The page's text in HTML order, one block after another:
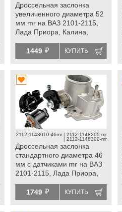
Дроссельная заслонка
увеличенного диаметра 52
мм mr на ВАЗ 2101-2115,
Лада Приора, Калина,
1449 й КУПИТЬ
2112-1148010-46mr | 2112-1148200-mr
| 2112-1148300-mr
Дроссельная заслонка
стандартного диаметра 46
мм с датчиками mr на ВАЗ
2101-2115, Лада Приора,
1749 й КУПИТЬ